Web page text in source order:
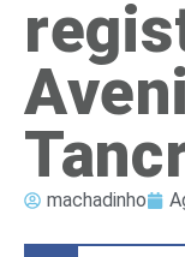
machadinho